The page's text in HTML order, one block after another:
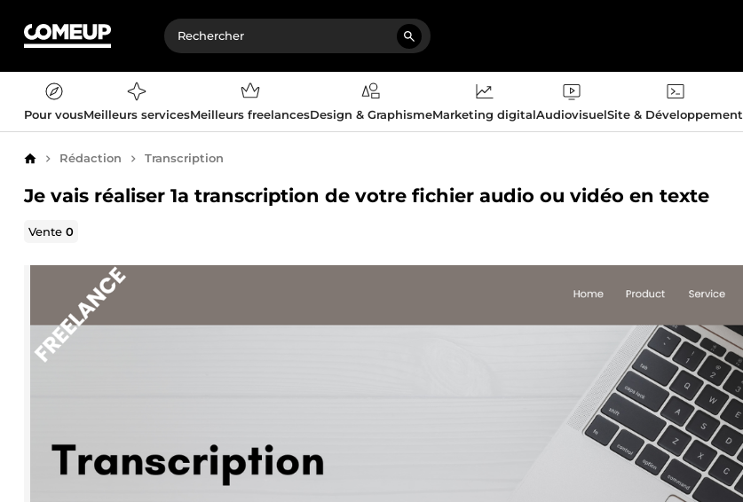
Pour vousMeilleurs servicesMeilleurs freelancesDesign & GraphismeMarketing digitalAudiovisuelSite & Développement
AccueilRédaction Transcription
Je vais réaliser 1a transcription de votre fichier audio ou vidéo en texte
Vente0